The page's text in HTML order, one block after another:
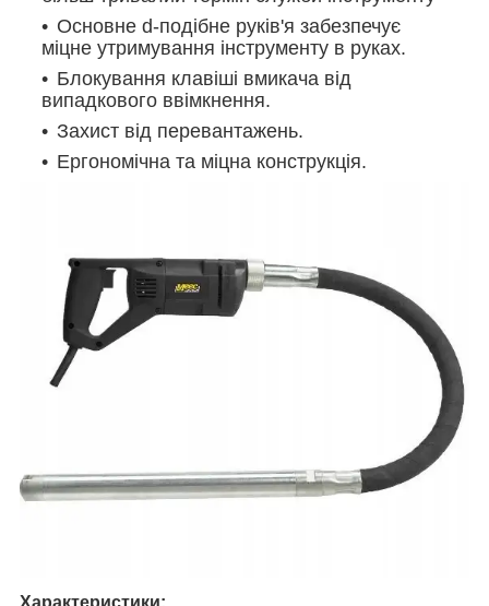
Основне d-подібне руків'я забезпечує
міцне утримування інструменту в руках.
Блокування клавіші вмикача від
випадкового ввімкнення.
Захист від перевантажень.
Ергономічна та міцна конструкція.
Характеристики: